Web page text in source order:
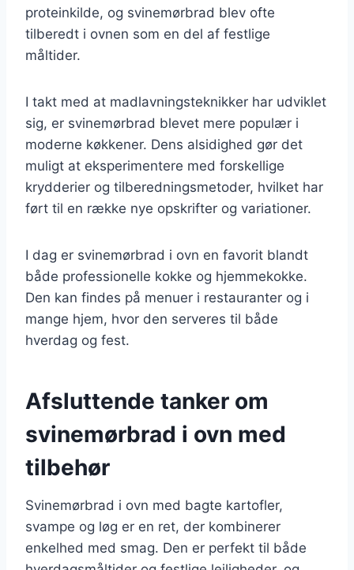
proteinkilde, og svinemørbrad blev ofte
tilberedt i ovnen som en del af festlige
måltider.
I takt med at madlavningsteknikker har udviklet
sig, er svinemørbrad blevet mere populær i
moderne køkkener. Dens alsidighed gør det
muligt at eksperimentere med forskellige
krydderier og tilberedningsmetoder, hvilket har
ført til en række nye opskrifter og variationer.
I dag er svinemørbrad i ovn en favorit blandt
både professionelle kokke og hjemmekokke.
Den kan findes på menuer i restauranter og i
mange hjem, hvor den serveres til både
hverdag og fest.
Afsluttende tanker om
svinemørbrad i ovn med
tilbehør
Svinemørbrad i ovn med bagte kartofler,
svampe og løg er en ret, der kombinerer
enkelhed med smag. Den er perfekt til både